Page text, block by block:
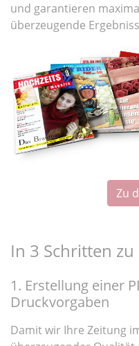
und garantieren
überzeugende
Zu
In 3 Schritten
1. Erstellung einer
Druckvorgaben
Damit wir Ihre Zeitung